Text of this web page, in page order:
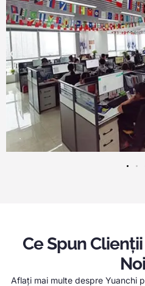
Ce Spun
Aflați mai multe despre Yuanchi